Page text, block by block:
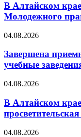
В Алтайском
Молодежного
04.08.2026
Завершена
учебные
04.08.2026
В Алтайском
04.08.2026